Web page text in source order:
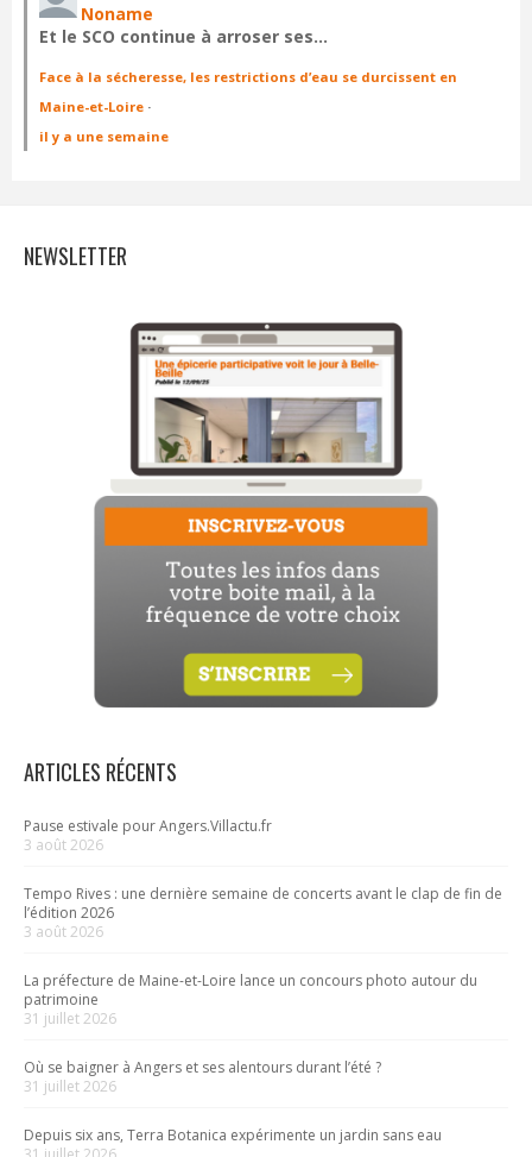
Noname
Et le SCO continue à arroser ses…
Face à la sécheresse, les restrictions d’eau se durcissent en
Maine-et-Loire ·
il y a une semaine
NEWSLETTER
ARTICLES RÉCENTS
Pause estivale pour Angers.Villactu.fr
3 août 2026
Tempo Rives : une dernière semaine de concerts avant le clap de fin de
l’édition 2026
3 août 2026
La préfecture de Maine-et-Loire lance un concours photo autour du
patrimoine
31 juillet 2026
Où se baigner à Angers et ses alentours durant l’été ?
31 juillet 2026
Depuis six ans, Terra Botanica expérimente un jardin sans eau